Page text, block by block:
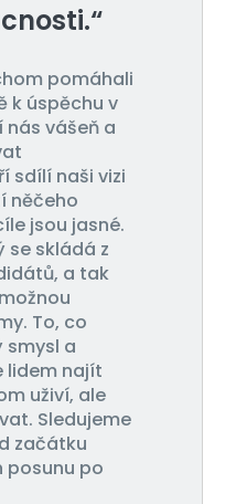
pomáhali
k úspěchu v
nás vášeň a
sdílí naši vizi
něčeho
jsou jasné.
se skládá z
a tak
To, co
smysl a
lidem najít
uživí, ale
Sledujeme
začátku
posunu po